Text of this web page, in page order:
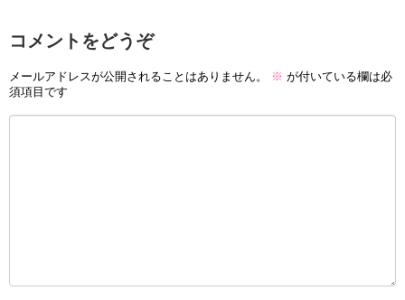
コメントをどうぞ
メールアドレスが公開されることはありません。 ※ が付いている欄は必
須項目です